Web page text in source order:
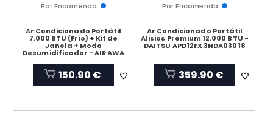
Por Encomenda:
Ar Condicionado Portátil
7.000 BTU (Frio) + Kit de
Janela + Modo
Desumidificador - AIRAWA
150.90 €
Por Encomenda:
Ar Condicionado Portátil
Alisios Premium 12.000 BTU -
DAITSU APD12FX 3NDA03018
359.90 €